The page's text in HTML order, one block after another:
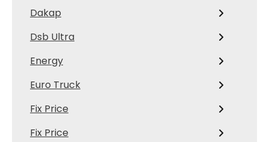
Dakap
Dsb Ultra
Energy
Euro Truck
Fix Price
Fix Price